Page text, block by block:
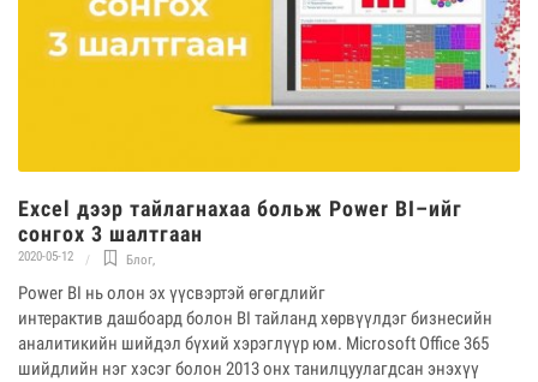
Excel дээр тайлагнахаа больж Power BI–ийг
сонгох 3 шалтгаан
2020-05-12 Блог,
Power BI нь олон эх үүсвэртэй өгөгдлийг
интерактив дашбоард болон BI тайланд хөрвүүлдэг бизнесийн
аналитикийн шийдэл бүхий хэрэглүүр юм. Microsoft Office 365
шийдлийн нэг хэсэг болон 2013 онх танилцуулагдсан энэхүү